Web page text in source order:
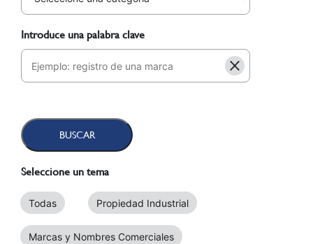
Introduce una palabra clave
Seleccione un tema
Todas Propiedad Industrial
Marcas y Nombres Comerciales